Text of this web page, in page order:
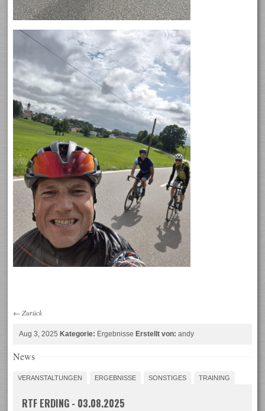
← Zurück
Aug 3, 2025Kategorie: ErgebnisseErstellt von: andy
News
VERANSTALTUNGEN ERGEBNISSE SONSTIGES TRAINING
RTF ERDING - 03.08.2025